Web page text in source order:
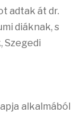
adtak át dr.
diáknak, s
Szegedi
alkalmából